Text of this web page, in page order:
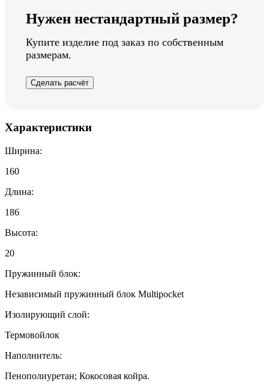
Нужен нестандартный размер?
Купите изделие под заказ по собственным
размерам.
Сделать расчёт
Характеристики
Ширина:
160
Длина:
186
Высота:
20
Пружинный блок:
Независимый пружинный блок Multipocket
Изолирующий слой:
Термовойлок
Наполнитель:
Пенополиуретан; Кокосовая койра.